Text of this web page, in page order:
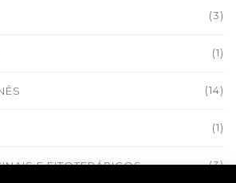
(3)
(1)
(14)
(1)
E FITOTERÁPICOS (3)